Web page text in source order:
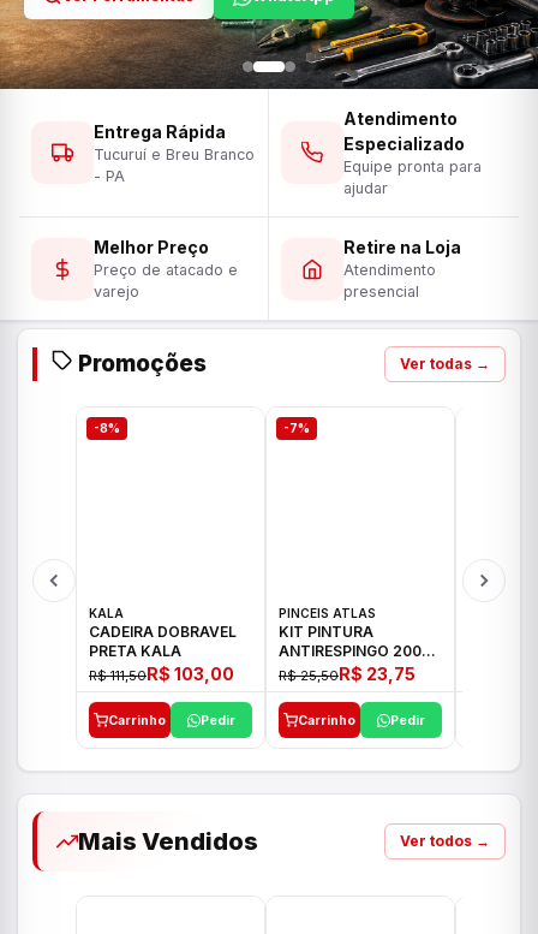
Entrega Rápida
Tucuruí e Breu Branco
- PA
Atendimento
Especializado
Equipe pronta para
ajudar
Melhor Preço
Preço de atacado e
varejo
Retire na Loja
Atendimento
presencial
Promoções Ver todas →
-8%
KALA
CADEIRA DOBRAVEL
PRETA KALA
R$ 111,50R$ 103,00
Carrinho Pedir
-7%
PINCEIS ATLAS
KIT PINTURA
ANTIRESPINGO 2003
ATLAS 03 PCS
R$ 25,50R$ 23,75
Carrinho Pedir
Mais Vendidos Ver todos →